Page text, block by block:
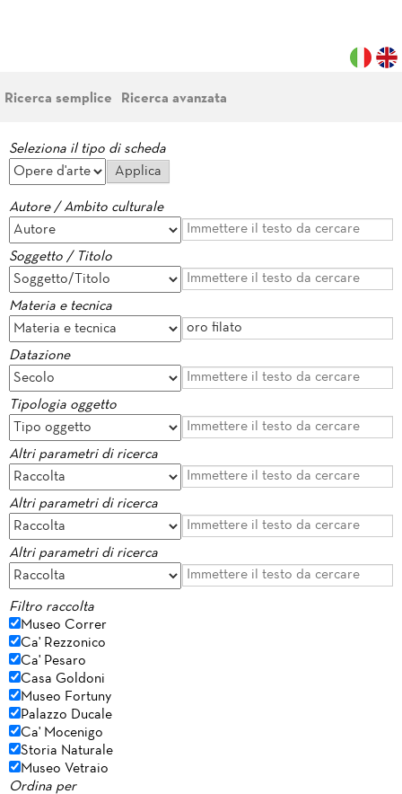
Ricerca semplice Ricerca avanzata
Seleziona il tipo di scheda
Autore / Ambito culturale
Soggetto / Titolo
Materia e tecnica
Datazione
Tipologia oggetto
Altri parametri di ricerca
Altri parametri di ricerca
Altri parametri di ricerca
Filtro raccolta
Museo Correr
Ca' Rezzonico
Ca' Pesaro
Casa Goldoni
Museo Fortuny
Palazzo Ducale
Ca' Mocenigo
Storia Naturale
Museo Vetraio
Ordina per